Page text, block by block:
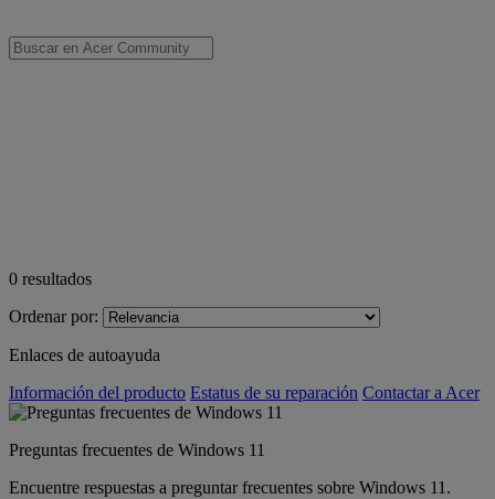
0 resultados
Ordenar por:
Enlaces de autoayuda
Información del producto Estatus de su reparación Contactar a Acer
Preguntas frecuentes de Windows 11
Encuentre respuestas a preguntar frecuentes sobre Windows 11.